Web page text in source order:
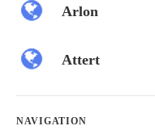
Arlon
Attert
NAVIGATION